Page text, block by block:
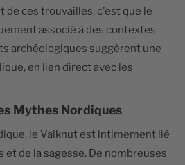
de ces trouvailles, c'est que le
associé à des contextes
archéologiques suggèrent une
en lien direct avec les
Mythes Nordiques
le Valknut est intimement lié
et de la sagesse. De nombreuses